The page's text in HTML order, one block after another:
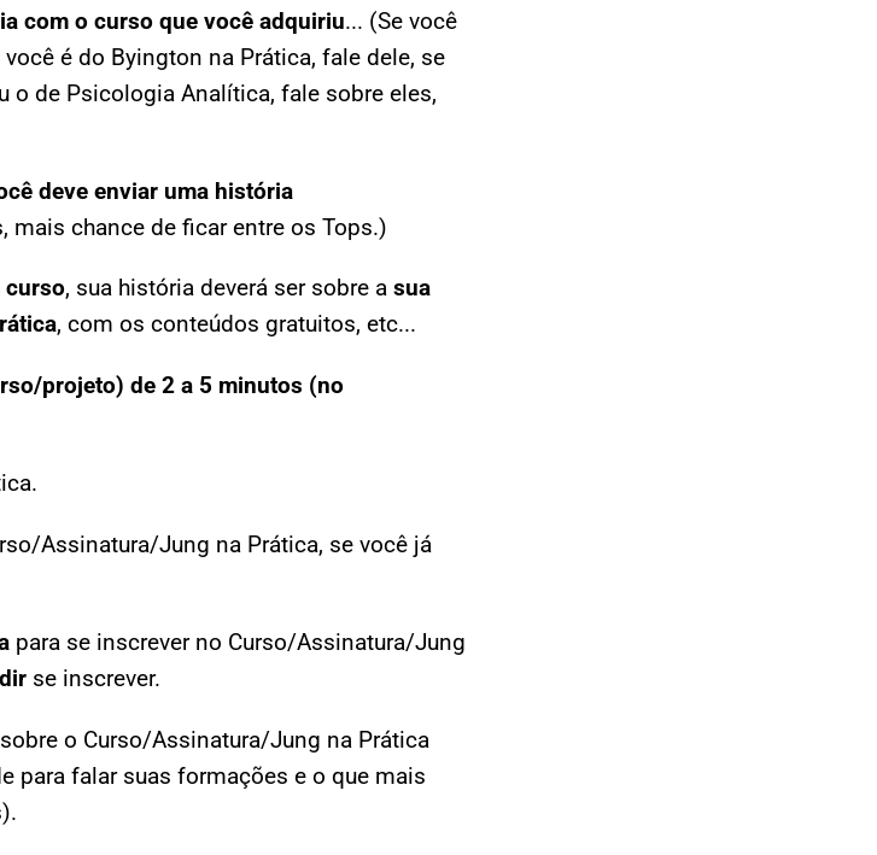
com o curso que você adquiriu... (Se você
é do Byington na Prática, fale dele, se
o de Psicologia Analítica, fale sobre eles,
deve enviar uma história
mais chance de ficar entre os Tops.)
curso, sua história deverá ser sobre a sua
, com os conteúdos gratuitos, etc...
projeto) de 2 a 5 minutos (no
Assinatura/Jung na Prática, se você já
para se inscrever no Curso/Assinatura/Jung
se inscrever.
sobre o Curso/Assinatura/Jung na Prática
para falar suas formações e o que mais